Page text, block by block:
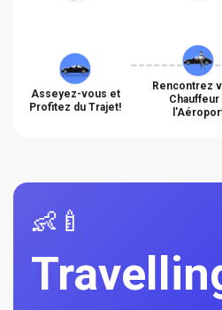
Asseyez-vous et
Profitez du Trajet!
Rencontrez
Chauffeur
👶🍼